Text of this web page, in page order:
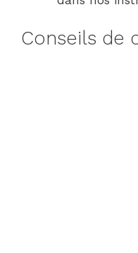
Conseils de